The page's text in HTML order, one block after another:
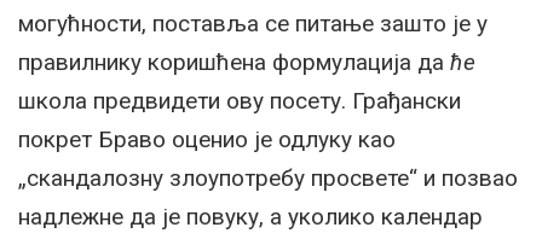
могућности, поставља се питање зашто је у
правилнику коришћена формулација да ће
школа предвидети ову посету. Грађански
покрет Браво оценио је одлуку као
„скандалозну злоупотребу просвете“ и позвао
надлежне да је повуку, а уколико календар